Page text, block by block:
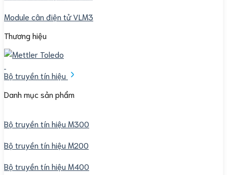
Module cân điện tử VLM3
Thương hiệu
Bộ truyền tín hiệu
Danh mục sản phẩm
Bộ truyền tín hiệu M300
Bộ truyền tín hiệu M200
Bộ truyền tín hiệu M400